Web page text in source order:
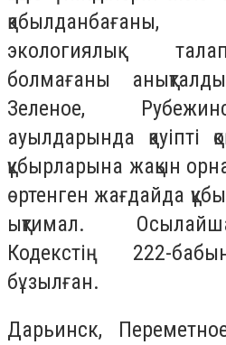
қабылданбағаны,
экологиялық
болмағаны
Зеленое,
ауылдарында қауіпті
құбырларына жақын
өртенген жағдайда
ықтимал.
Кодекстің 222-
бұзылған.
Дарьинск,